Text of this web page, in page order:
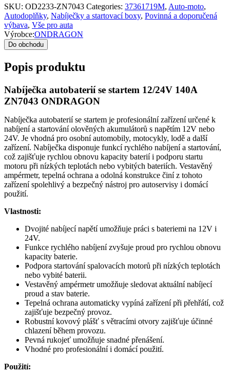
SKU: OD2233-ZN7043 Categories: 37361719M, Auto-moto,
Autodoplňky, Nabíječky a startovací boxy, Povinná a doporučená
výbava, Vše pro auta
Výrobce:ONDRAGON
Do obchodu
Popis produktu
Nabíječka autobaterií se startem 12/24V 140A
ZN7043 ONDRAGON
Nabíječka autobaterií se startem je profesionální zařízení určené k
nabíjení a startování olověných akumulátorů s napětím 12V nebo
24V. Je vhodná pro osobní automobily, motocykly, lodě a další
zařízení. Nabíječka disponuje funkcí rychlého nabíjení a startování,
což zajišťuje rychlou obnovu kapacity baterií i podporu startu
motoru při nízkých teplotách nebo vybitých bateriích. Vestavěný
ampérmetr, tepelná ochrana a odolná konstrukce činí z tohoto
zařízení spolehlivý a bezpečný nástroj pro autoservisy i domácí
použití.
Vlastnosti:
Dvojité nabíjecí napětí umožňuje práci s bateriemi na 12V i
24V.
Funkce rychlého nabíjení zvyšuje proud pro rychlou obnovu
kapacity baterie.
Podpora startování spalovacích motorů při nízkých teplotách
nebo vybité baterii.
Vestavěný ampérmetr umožňuje sledovat aktuální nabíjecí
proud a stav baterie.
Tepelná ochrana automaticky vypíná zařízení při přehřátí, což
zajišťuje bezpečný provoz.
Robustní kovový plášť s větracími otvory zajišťuje účinné
chlazení během provozu.
Pevná rukojeť umožňuje snadné přenášení.
Vhodné pro profesionální i domácí použití.
Použití: